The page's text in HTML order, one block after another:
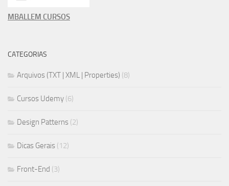
MBALLEM CURSOS
CATEGORIAS
Arquivos (TXT | XML | Properties) (8)
Cursos Udemy (6)
Design Patterns (2)
Dicas Gerais (12)
Front-End (3)